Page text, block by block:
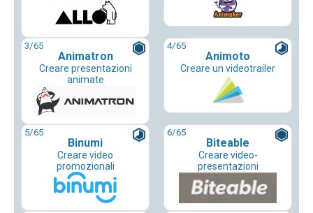
3/65
Animatron
Creare presentazioni
animate
4/65
Animoto
Creare un videotrailer
5/65
Binumi
Creare video
promozionali
6/65
Biteable
Creare video-
presentazioni